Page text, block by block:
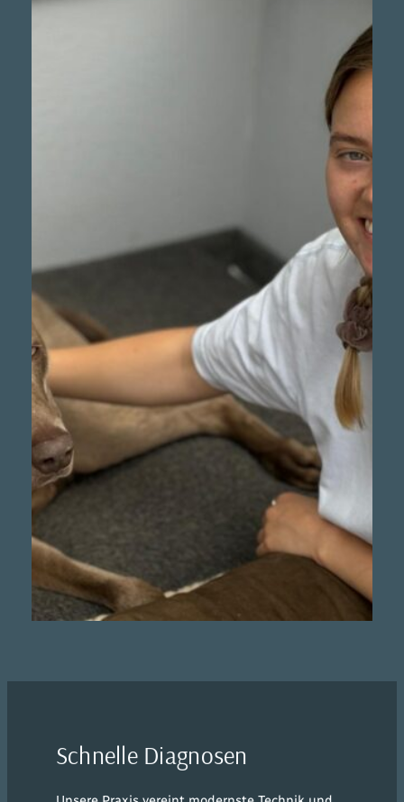
Schnelle Diagnosen